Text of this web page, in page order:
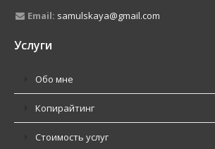
Email: samulskaya@gmail.com
Услуги
Обо мне
Копирайтинг
Стоимость услуг